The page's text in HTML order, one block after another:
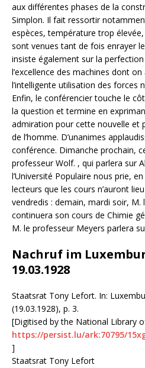
aux différentes phases de la
Simplon. Il fait ressortir
espèces, température trop
sont venues tant de fois enrayer
insiste également sur la
l’excellence des machines dont
l’intelligente utilisation des forces
Enfin, le conférencier touche le
la question et termine en
admiration pour cette nouvelle et
de l’homme. D’unanimes
conférence. Dimanche prochain,
professeur Wolf. , qui parlera sur
l’Université Populaire nous prie,
lecteurs que les cours n’auront
vendredis : demain, mardi soir, M.
continuera son cours de Chimie
M. le professeur Meyers parlera
Nachruf im
19.03.1928
Staatsrat Tony Lefort. In:
(19.03.1928), p. 3.
[Digitised by the National Library
https://persist.lu/ark:70795/
]
Staatsrat Tony Lefort